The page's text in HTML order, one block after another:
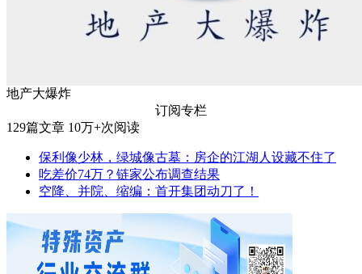
地产大爆炸
订阅专栏
129篇文章 10万+次阅读
保利像少林，绿城像古墓：房企的江湖人设藏不住了
吃差价74万？链家公布调查结果
空降、并院、缩编：首开集团动刀了！